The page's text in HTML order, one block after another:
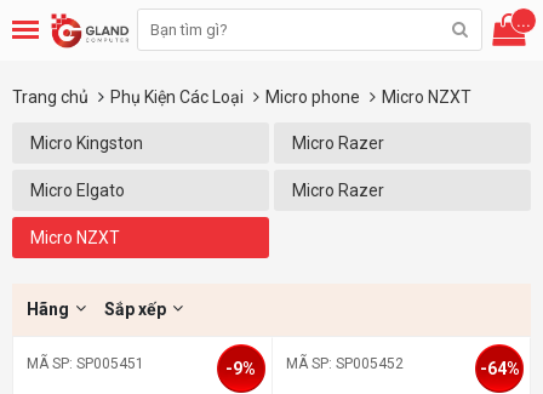
...
Trang chủ Phụ Kiện Các Loại Micro phone Micro NZXT
Micro Kingston Micro Razer
Micro Elgato Micro Razer
Micro NZXT
Hãng Sắp xếp
MÃ SP: SP005451 -9% MÃ SP: SP005452 -64%